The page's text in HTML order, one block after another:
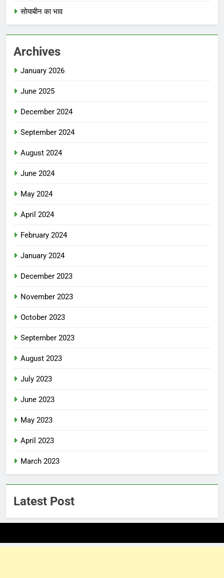
सोयाबीन का भाव
Archives
January 2026
June 2025
December 2024
September 2024
August 2024
June 2024
May 2024
April 2024
February 2024
January 2024
December 2023
November 2023
October 2023
September 2023
August 2023
July 2023
June 2023
May 2023
April 2023
March 2023
Latest Post